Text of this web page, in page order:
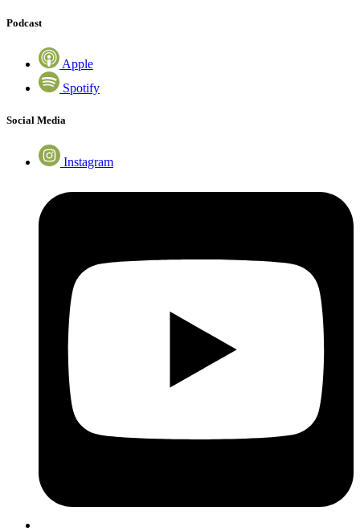
Podcast
Apple
Spotify
Social Media
Instagram